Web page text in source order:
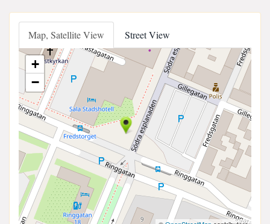
Map, Satellite View Street View
+
−